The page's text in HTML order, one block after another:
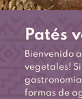
Patés
Bienvenido
vegetales!
gastronomía
formas de